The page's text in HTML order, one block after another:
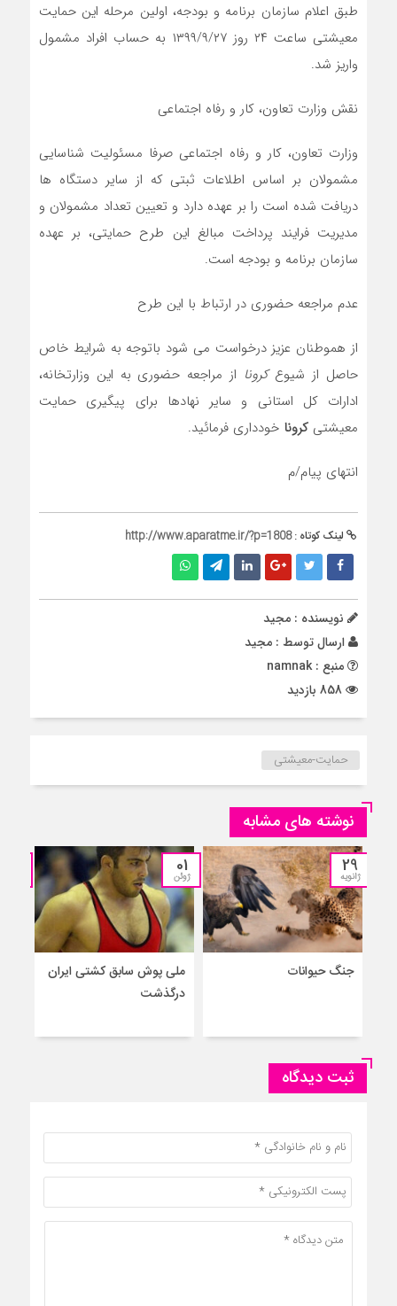
طبق اعلام سازمان برنامه و بودجه، اولین مرحله این حمایت
معیشتی ساعت ۲۴ روز ۱۳۹۹/۹/۲۷ به حساب افراد مشمول
واریز شد.
نقش وزارت تعاون، کار و رفاه اجتماعی
وزارت تعاون، کار و رفاه اجتماعی صرفا مسئولیت شناسایی
مشمولان بر اساس اطلاعات ثبتی که از سایر دستگاه ها
دریافت شده است را بر عهده دارد و تعیین تعداد مشمولان و
مدیریت فرایند پرداخت مبالغ این طرح حمایتی، بر عهده
سازمان برنامه و بودجه است.
عدم مراجعه حضوری در ارتباط با این طرح
از هموطنان عزیز درخواست می شود باتوجه به شرایط خاص
حاصل از شیوعکرونا از مراجعه حضوری به این وزارتخانه،
ادارات کل استانی و سایر نهادها برای پیگیری حمایت
معیشتی کرونا خودداری فرمائید.
انتهای پیام/م
لینک کوتاه :http://www.aparatme.ir/?p=1808
نویسنده : مجید
ارسال توسط : مجید
منبع : namnak
حمایت-معیشتی
نوشته های مشابه
29
ژانویه
جنگ حیوانات
01
ژوئن
ملی پوش سابق کشتی ایران
درگذشت
ثبت دیدگاه